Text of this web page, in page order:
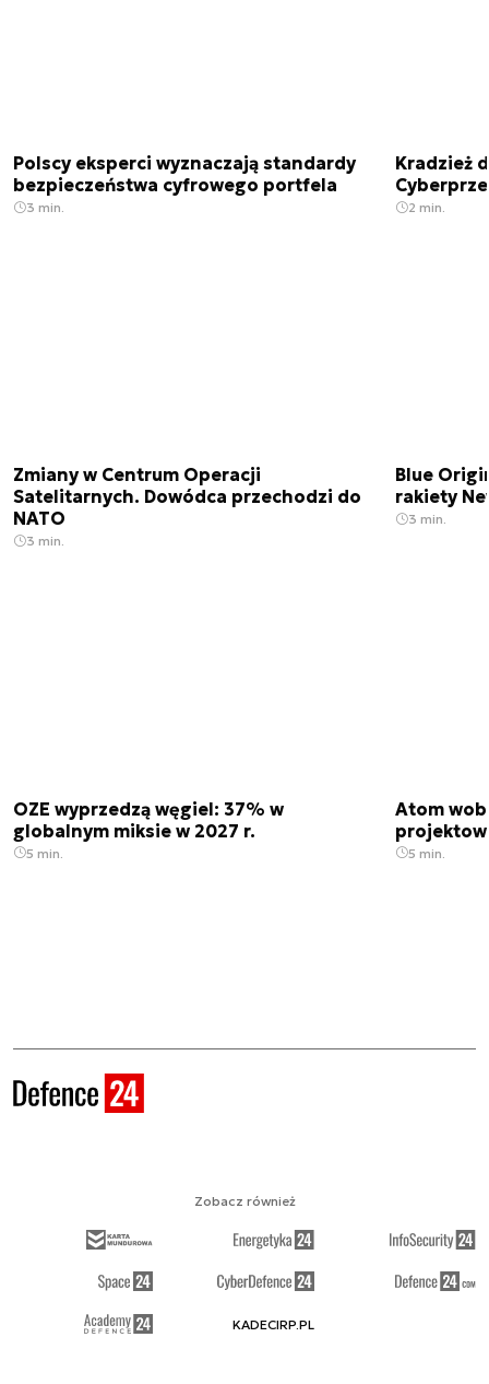
Polscy eksperci wyznaczają standardy
bezpieczeństwa cyfrowego portfela
3 min.
Kradzież
2 min.
Zmiany w Centrum Operacji
Satelitarnych. Dowódca przechodzi do
NATO
3 min.
Blue
rakiety
3 min.
OZE wyprzedzą węgiel: 37% w
globalnym miksie w 2027 r.
5 min.
Atom
5 min.
Zobacz również
KADECIRP.PL